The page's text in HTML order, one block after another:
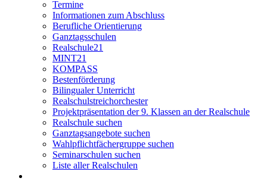
Termine
Informationen zum Abschluss
Berufliche Orientierung
Ganztagsschulen
Realschule21
MINT21
KOMPASS
Bestenförderung
Bilingualer Unterricht
Realschulstreichorchester
Projektpräsentation der 9. Klassen an der Realschule
Realschule suchen
Ganztagsangebote suchen
Wahlpflichtfächergruppe suchen
Seminarschulen suchen
Liste aller Realschulen